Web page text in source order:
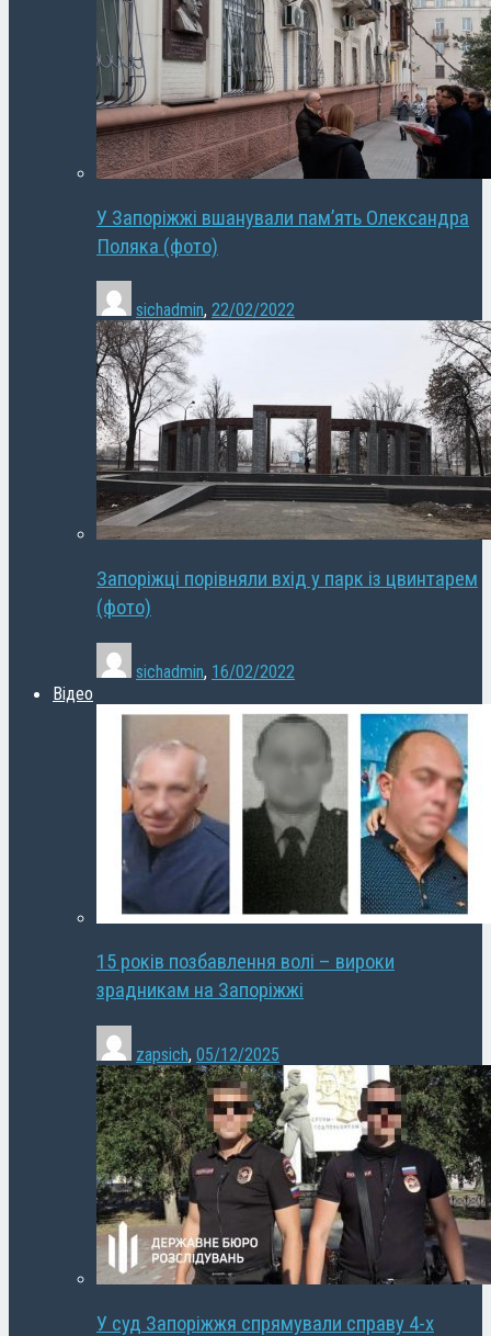
У Запоріжжі вшанували пам’ять Олександра
Поляка (фото)
sichadmin, 22/02/2022
Запоріжці порівняли вхід у парк із цвинтарем
(фото)
sichadmin, 16/02/2022
Відео
15 років позбавлення волі – вироки
зрадникам на Запоріжжі
zapsich, 05/12/2025
У суд Запоріжжя спрямували справу 4-х